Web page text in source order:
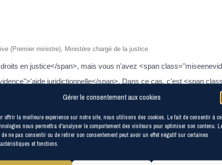
Gérer le consentement aux cookies
offrir la meilleure expérience sur notre site, nous utilisons des cookies. Le fait de consentir à
nous permettra d'analyser le comportement des visiteurs pour optimiser son contenu.
ne pas consentir ou de retirer son consentement peut avoir un effet négatif sur certaines
et fonctions.
(Premier ministre), Ministère chargé de la justice
en justice</span>, mais vous n'avez <span
juridictionnelle</span>. Dans ce cas, c'est <span
span> de la procédure <span
de justice.
votre nationalité.
vos droits.